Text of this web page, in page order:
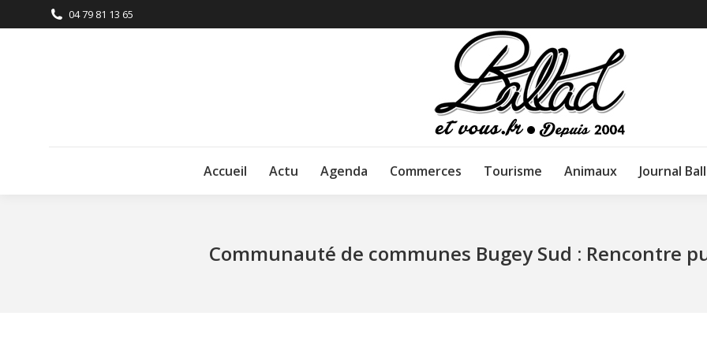
04 79 81 13 65
Accueil Actu Agenda Commerces Tourisme Animaux Journal
Communauté de communes Bugey Sud : Rencontre